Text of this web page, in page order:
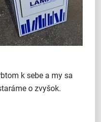
k sebe a my sa
o zvyšok.